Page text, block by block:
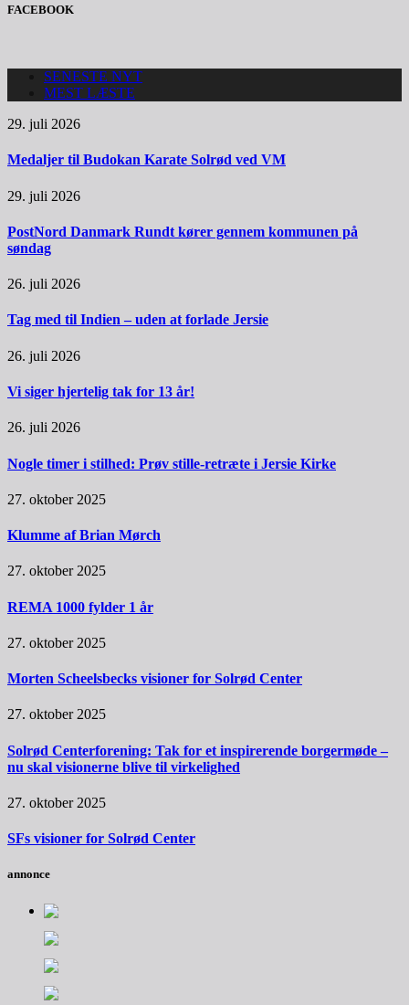
FACEBOOK
SENESTE NYT
MEST LÆSTE
29. juli 2026
Medaljer til Budokan Karate Solrød ved VM
29. juli 2026
PostNord Danmark Rundt kører gennem kommunen på
søndag
26. juli 2026
Tag med til Indien – uden at forlade Jersie
26. juli 2026
Vi siger hjertelig tak for 13 år!
26. juli 2026
Nogle timer i stilhed: Prøv stille-retræte i Jersie Kirke
27. oktober 2025
Klumme af Brian Mørch
27. oktober 2025
REMA 1000 fylder 1 år
27. oktober 2025
Morten Scheelsbecks visioner for Solrød Center
27. oktober 2025
Solrød Centerforening: Tak for et inspirerende borgermøde –
nu skal visionerne blive til virkelighed
27. oktober 2025
SFs visioner for Solrød Center
annonce